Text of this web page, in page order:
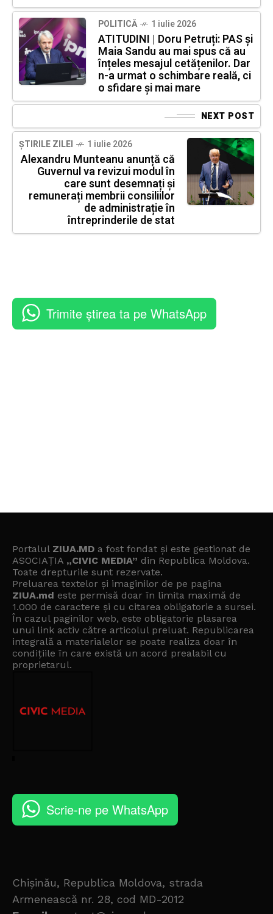
POLITICĂ 1 iulie 2026
ATITUDINI | Doru Petruți: PAS și
Maia Sandu au mai spus că au
înțeles mesajul cetățenilor. Dar
n-a urmat o schimbare reală, ci
o sfidare și mai mare
NEXT POST
ȘTIRILE ZILEI 1 iulie 2026
Alexandru Munteanu anunță că
Guvernul va revizui modul în
care sunt desemnați și
remunerați membrii consiliilor
de administrație în
întreprinderile de stat
Trimite știrea ta pe WhatsApp
Portalul ZIUA.MD a fost fondat și este gestionat de
ASOCIAȚIA „CIVIC MEDIA” din Republica Moldova.
Toate drepturile sunt rezervate.
Preluarea textelor și imaginilor de pe pagina
ZIUA.md este permisă doar în limita maximă de
1.000 de caractere și cu citarea obligatorie a sursei.
În cazul paginilor web, este obligatorie plasarea
unui link activ către articolul preluat. Republicarea
integrală a materialelor se poate realiza doar în
condițiile în care există un acord prealabil cu
proprietarul.
Scrie-ne pe WhatsApp
Chișinău, Republica Moldova, strada
Armenească nr. 28, cod MD-2012